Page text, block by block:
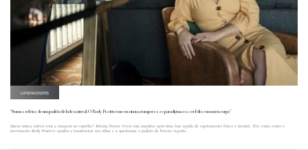
LIFEHACKERS
“Somos reféns de um padrão de beleza irreal. O Body Positive me ensinou a romper esse paradigma e a ser feliz com meu corpo”
Quem nunca sofreu com a imagem no espelho? Juliana Ferraz viveu essa angústia após uma fase aguda de esgotamento físico e mental. Ela conta como o
movimento Body Positive ajudou a transformar seu olhar e a questionar o padrão de beleza vigente.